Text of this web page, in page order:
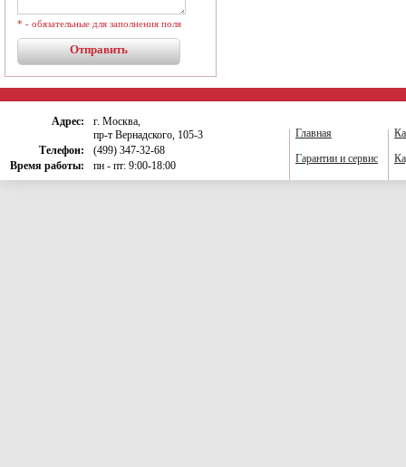
* - обязательные для заполнения поля
Адрес:
г. Москва,
пр-т Вернадского, 105-3
Телефон:
(499) 347-32-68
Время работы:
пн - пт: 9:00-18:00
Главная
Гарантии и сервис